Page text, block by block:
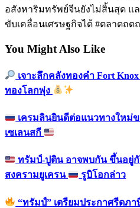
อสังหาริมทรัพย์จีนยังไม่สิ้นสุด แ
ขับเคลื่อนเศรษฐกิจได้ #ตลาดถด
You Might Also Like
เจาะลึกคลังทองคำ Fort
ทองโลกพุ่ง
เครมลินยินดีต่อแนวทางใหม่
เซเลนสกี
ทรัมป์-ปูติน อาจพบกัน ขึ้นอยู่
สงครามยูเครน
รูบิโอกล่าว
“ทรัมป์” เตรียมประกาศรีดภ